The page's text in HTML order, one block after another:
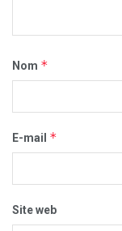
Nom *
E-mail *
Site web